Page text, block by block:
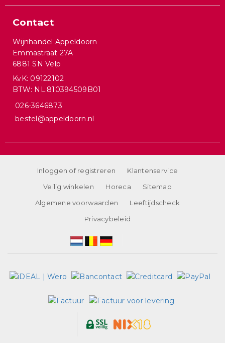
Contact
Wijnhandel Appeldoorn
Emmastraat 27A
6881 SN Velp
KvK: 09122102
BTW: NL.810394509B01
026-3646873
bestel@appeldoorn.nl
Inloggen of registreren
Klantenservice
Veilig winkelen
Horeca
Sitemap
Algemene voorwaarden
Leeftijdscheck
Privacybeleid